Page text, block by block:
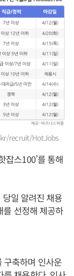
recruit/HotJobs
잡스100’를 통해
일 알려진 채용
를 선정해 제공하
구축하며 인사운